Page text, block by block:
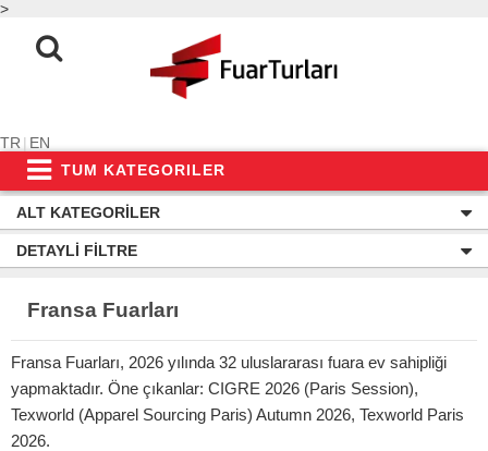
>
TR | EN
TUM KATEGORILER
ALT KATEGORILER
DETAYLI FILTRE
Fransa Fuarları
Fransa Fuarları, 2026 yılında 32 uluslararası fuara ev sahipliği
yapmaktadır. Öne çıkanlar: CIGRE 2026 (Paris Session),
Texworld (Apparel Sourcing Paris) Autumn 2026, Texworld Paris
2026.